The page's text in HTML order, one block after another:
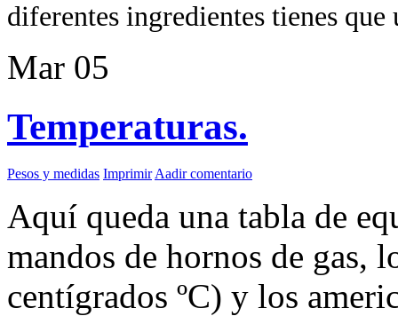
diferentes ingredientes tienes
Mar 05
Temperaturas.
Pesos y medidas Imprimir Aadir comentario
Aquí queda una tabla de
mandos de hornos de gas,
centígrados ºC) y los